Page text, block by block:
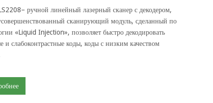
ручной линейный лазерный сканер с декодером,
сканирующий модуль, сделанный по
«Liquid Injection», позволяет быстро декодировать
и слабоконтрастные коды, коды с низким качеством